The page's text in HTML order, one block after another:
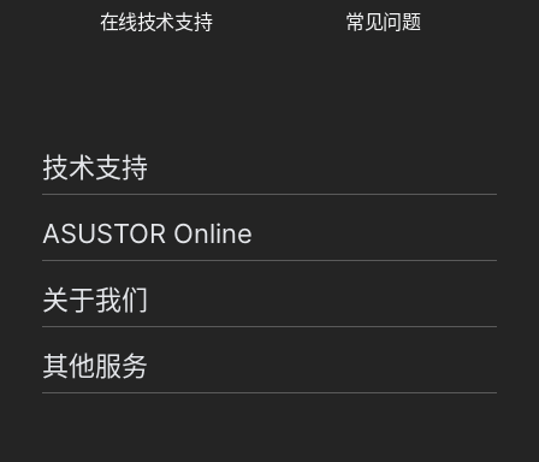
在线技术支持 常见问题
技术支持
ASUSTOR Online
关于我们
其他服务